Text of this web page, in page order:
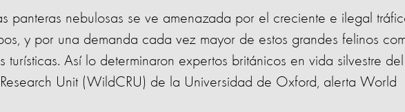
panteras nebulosas se ve amenazada por el creciente e ilegal
y por una demanda cada vez mayor de estos grandes felinos
turísticas. Así lo determinaron expertos británicos en vida silvestre del
Unit (WildCRU) de la Universidad de Oxford, alerta World